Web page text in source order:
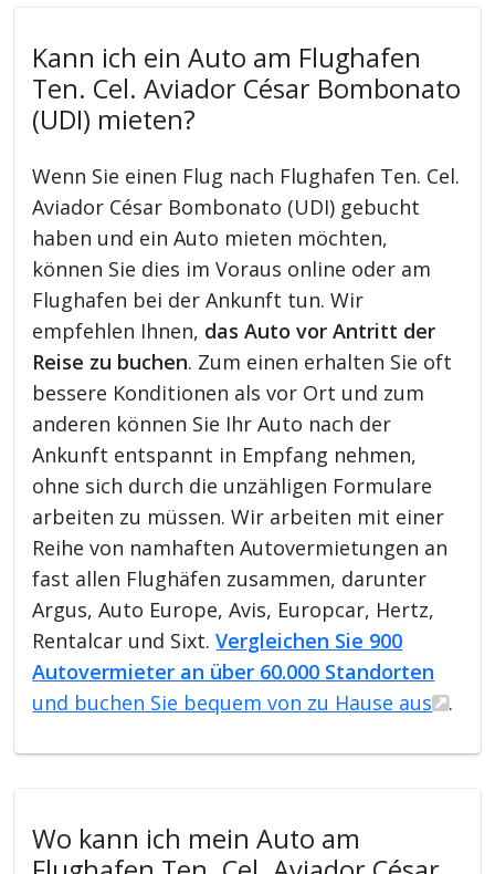
Kann ich ein Auto am Flughafen
Ten. Cel. Aviador César Bombonato
(UDI) mieten?
Wenn Sie einen Flug nach Flughafen Ten. Cel.
Aviador César Bombonato (UDI) gebucht
haben und ein Auto mieten möchten,
können Sie dies im Voraus online oder am
Flughafen bei der Ankunft tun. Wir
empfehlen Ihnen, das Auto vor Antritt der
Reise zu buchen. Zum einen erhalten Sie oft
bessere Konditionen als vor Ort und zum
anderen können Sie Ihr Auto nach der
Ankunft entspannt in Empfang nehmen,
ohne sich durch die unzähligen Formulare
arbeiten zu müssen. Wir arbeiten mit einer
Reihe von namhaften Autovermietungen an
fast allen Flughäfen zusammen, darunter
Argus, Auto Europe, Avis, Europcar, Hertz,
Rentalcar und Sixt.Vergleichen Sie 900
Autovermieter an über 60.000 Standorten
und buchen Sie bequem von zu Hause aus
.
Wo kann ich mein Auto am